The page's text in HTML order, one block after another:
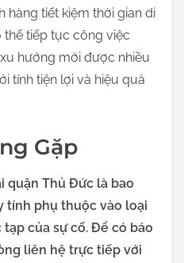
hàng tiết kiệm thời gian di
thể tiếp tục công việc
hướng mới được nhiều
tính tiện lợi và hiệu quả
Gặp
quận Thủ Đức là bao
tính phụ thuộc vào loại
của sự cố. Để có báo
liên hệ trực tiếp với